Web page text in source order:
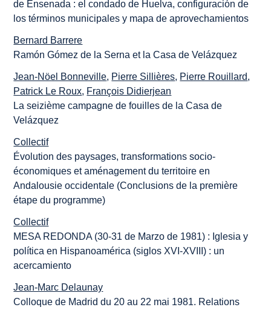
de Ensenada : el condado de Huelva, configuración de
los términos municipales y mapa de aprovechamientos
Bernard Barrere
Ramón Gómez de la Serna et la Casa de Velázquez
Jean-Nöel Bonneville, Pierre Sillières, Pierre Rouillard,
Patrick Le Roux, François Didierjean
La seizième campagne de fouilles de la Casa de
Velázquez
Collectif
Évolution des paysages, transformations socio-
économiques et aménagement du territoire en
Andalousie occidentale (Conclusions de la première
étape du programme)
Collectif
MESA REDONDA (30-31 de Marzo de 1981) : Iglesia y
política en Hispanoamérica (siglos XVI-XVIII) : un
acercamiento
Jean-Marc Delaunay
Colloque de Madrid du 20 au 22 mai 1981. Relations